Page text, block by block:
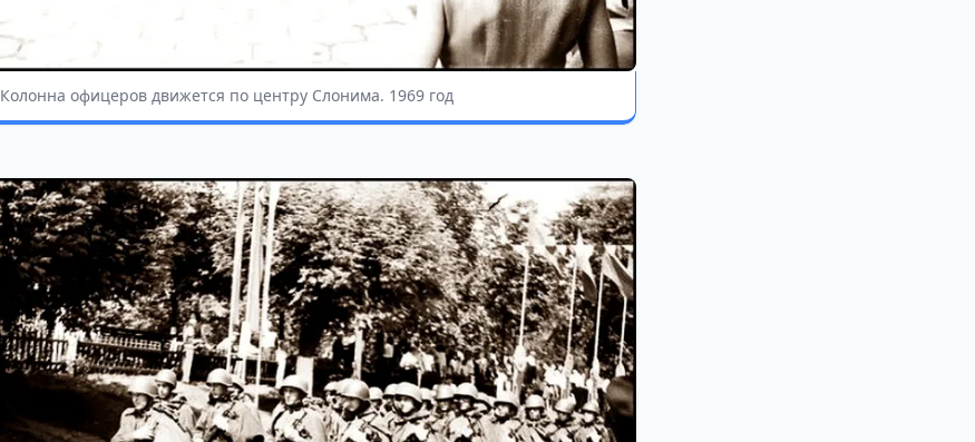
Колонна офицеров движется по центру Слонима. 1969 год